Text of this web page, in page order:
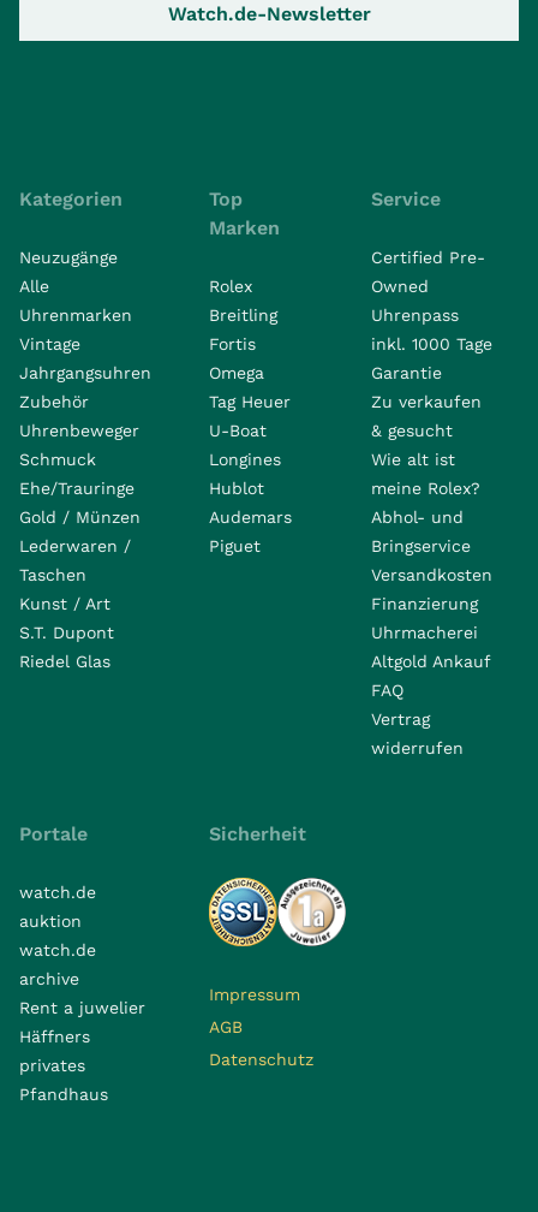
Watch.de-Newsletter
Kategorien
Neuzugänge
Alle
Uhrenmarken
Vintage
Jahrgangsuhren
Zubehör
Uhrenbeweger
Schmuck
Ehe/Trauringe
Gold / Münzen
Lederwaren /
Taschen
Kunst / Art
S.T. Dupont
Riedel Glas
Top
Marken
Rolex
Breitling
Fortis
Omega
Tag Heuer
U-Boat
Longines
Hublot
Audemars
Piguet
Service
Certified Pre-
Owned
Uhrenpass
inkl. 1000 Tage
Garantie
Zu verkaufen
& gesucht
Wie alt ist
meine Rolex?
Abhol- und
Bringservice
Versandkosten
Finanzierung
Uhrmacherei
Altgold Ankauf
FAQ
Vertrag
widerrufen
Portale
watch.de
auktion
watch.de
archive
Rent a juwelier
Häffners
privates
Pfandhaus
Sicherheit
Impressum
AGB
Datenschutz